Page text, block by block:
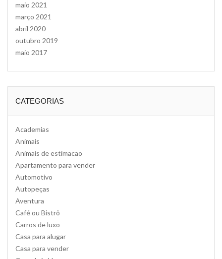
maio 2021
março 2021
abril 2020
outubro 2019
maio 2017
CATEGORIAS
Academias
Animais
Animais de estimacao
Apartamento para vender
Automotivo
Autopeças
Aventura
Café ou Bistrô
Carros de luxo
Casa para alugar
Casa para vender